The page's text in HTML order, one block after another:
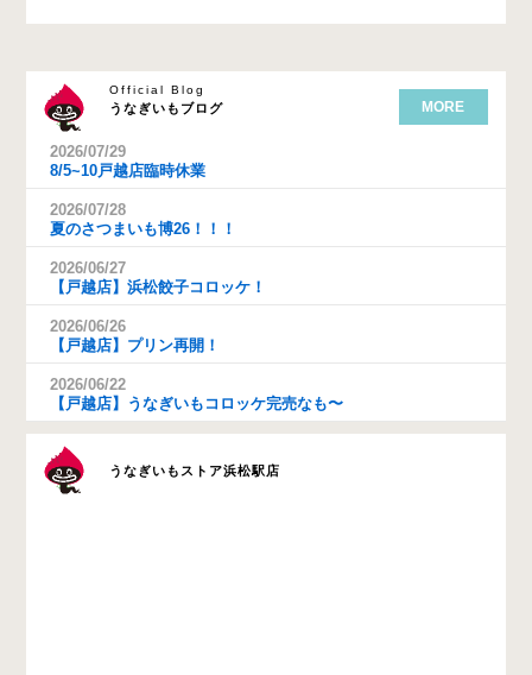
うなぎいもブログ
Official Blog
MORE
2026/07/29
8/5~10戸越店臨時休業
2026/07/28
夏のさつまいも博26！！！
2026/06/27
【戸越店】浜松餃子コロッケ！
2026/06/26
【戸越店】プリン再開！
2026/06/22
【戸越店】うなぎいもコロッケ完売なも〜
うなぎいもストア浜松駅店